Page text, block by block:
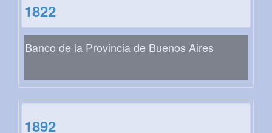
1822
Banco de la Provincia de Buenos Aires
1892